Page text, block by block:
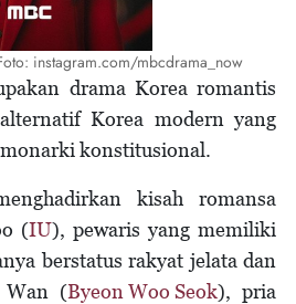
instagram.com/mbcdrama_now
drama Korea romantis
Korea modern yang
konstitusional.
kisah romansa
(IU), pewaris yang memiliki
berstatus rakyat jelata dan
Wan (Byeon Woo Seok), pria